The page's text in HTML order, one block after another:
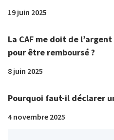
19 juin 2025
La CAF me doit de
pour être remboursé ?
8 juin 2025
Pourquoi faut-il déclarer
4 novembre 2025